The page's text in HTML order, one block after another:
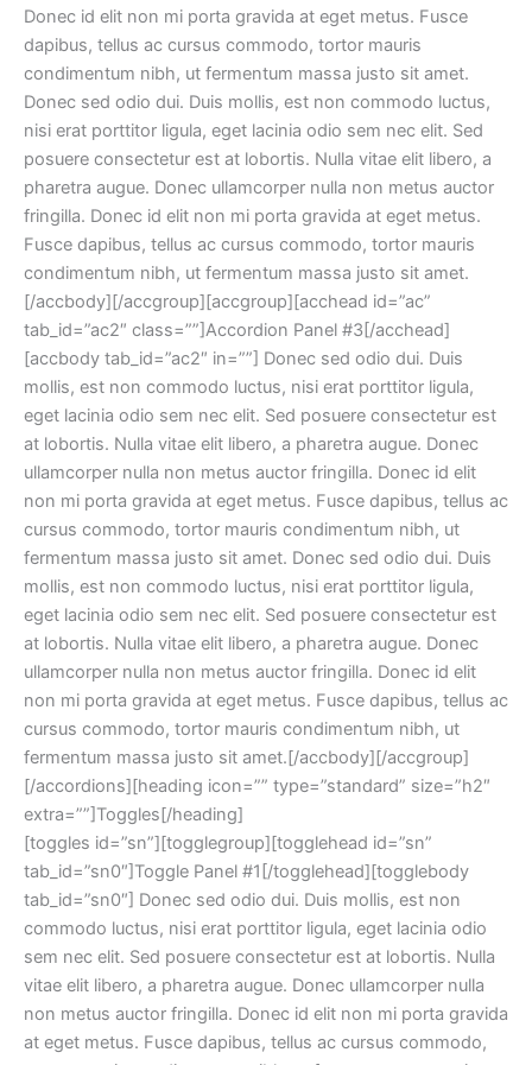
Donec id elit non mi porta gravida at eget metus. Fusce
dapibus, tellus ac cursus commodo, tortor mauris
condimentum nibh, ut fermentum massa justo sit amet.
Donec sed odio dui. Duis mollis, est non commodo luctus,
nisi erat porttitor ligula, eget lacinia odio sem nec elit. Sed
posuere consectetur est at lobortis. Nulla vitae elit libero, a
pharetra augue. Donec ullamcorper nulla non metus auctor
fringilla. Donec id elit non mi porta gravida at eget metus.
Fusce dapibus, tellus ac cursus commodo, tortor mauris
condimentum nibh, ut fermentum massa justo sit amet.
[/accbody][/accgroup][accgroup][acchead id=”ac”
tab_id=”ac2″ class=””]Accordion Panel #3[/acchead]
[accbody tab_id=”ac2″ in=””] Donec sed odio dui. Duis
mollis, est non commodo luctus, nisi erat porttitor ligula,
eget lacinia odio sem nec elit. Sed posuere consectetur est
at lobortis. Nulla vitae elit libero, a pharetra augue. Donec
ullamcorper nulla non metus auctor fringilla. Donec id elit
non mi porta gravida at eget metus. Fusce dapibus, tellus ac
cursus commodo, tortor mauris condimentum nibh, ut
fermentum massa justo sit amet. Donec sed odio dui. Duis
mollis, est non commodo luctus, nisi erat porttitor ligula,
eget lacinia odio sem nec elit. Sed posuere consectetur est
at lobortis. Nulla vitae elit libero, a pharetra augue. Donec
ullamcorper nulla non metus auctor fringilla. Donec id elit
non mi porta gravida at eget metus. Fusce dapibus, tellus ac
cursus commodo, tortor mauris condimentum nibh, ut
fermentum massa justo sit amet.[/accbody][/accgroup]
[/accordions][heading icon=”” type=”standard” size=”h2″
extra=””]Toggles[/heading]
[toggles id=”sn”][togglegroup][togglehead id=”sn”
tab_id=”sn0″]Toggle Panel #1[/togglehead][togglebody
tab_id=”sn0″] Donec sed odio dui. Duis mollis, est non
commodo luctus, nisi erat porttitor ligula, eget lacinia odio
sem nec elit. Sed posuere consectetur est at lobortis. Nulla
vitae elit libero, a pharetra augue. Donec ullamcorper nulla
non metus auctor fringilla. Donec id elit non mi porta gravida
at eget metus. Fusce dapibus, tellus ac cursus commodo,